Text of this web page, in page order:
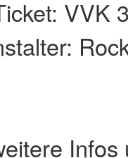
VVK
Infos